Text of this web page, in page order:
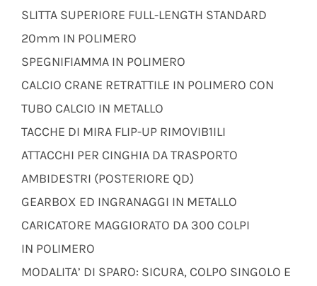
SLITTA SUPERIORE FULL-LENGTH STANDARD
20mm IN POLIMERO
SPEGNIFIAMMA IN POLIMERO
CALCIO CRANE RETRATTILE IN POLIMERO CON
TUBO CALCIO IN METALLO
TACCHE DI MIRA FLIP-UP RIMOVIB1ILI
ATTACCHI PER CINGHIA DA TRASPORTO
AMBIDESTRI (POSTERIORE QD)
GEARBOX ED INGRANAGGI IN METALLO
CARICATORE MAGGIORATO DA 300 COLPI
IN POLIMERO
MODALITA’ DI SPARO: SICURA, COLPO SINGOLO E